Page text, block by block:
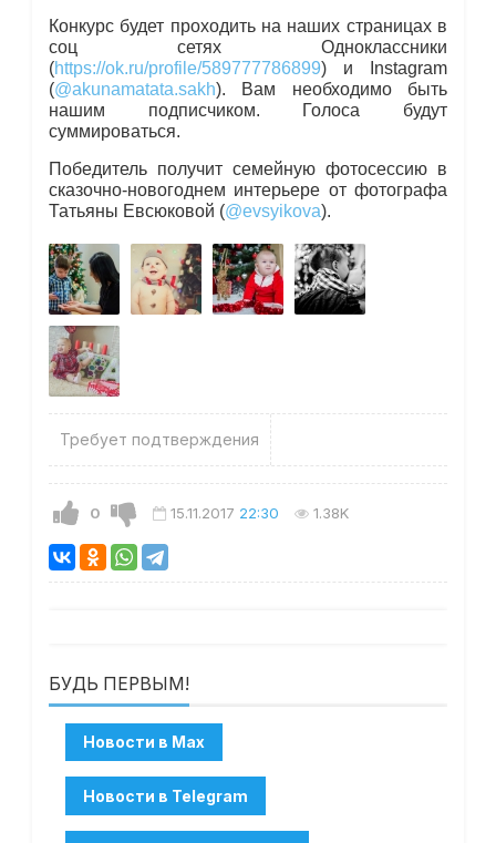
Конкурс будет проходить на наших страницах в
соц сетях Одноклассники
(https://ok.ru/profile/589777786899) и Instagram
(@akunamatata.sakh). Вам необходимо быть
нашим подписчиком. Голоса будут
суммироваться.
Победитель получит семейную фотосессию в
сказочно-новогоднем интерьере от фотографа
Татьяны Евсюковой (@evsyikova).
Требует подтверждения
0 15.11.2017 22:30 1.38K
БУДЬ ПЕРВЫМ!